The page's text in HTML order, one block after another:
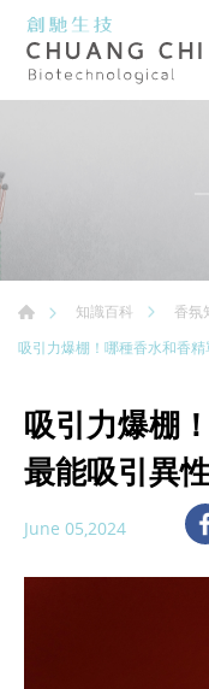
知識百科
香氛
吸引力爆棚！哪種香水和香
吸引力爆棚
最能吸引異
June 05,2024